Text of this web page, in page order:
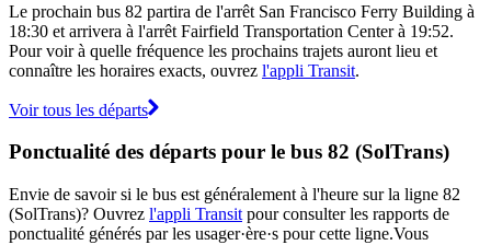
Le prochain bus 82 partira de l'arrêt San Francisco Ferry Building à
18:30 et arrivera à l'arrêt Fairfield Transportation Center à 19:52.
Pour voir à quelle fréquence les prochains trajets auront lieu et
connaître les horaires exacts, ouvrez l'appli Transit.
Voir tous les départs
Ponctualité des départs pour le bus 82 (SolTrans)
Envie de savoir si le bus est généralement à l'heure sur la ligne 82
(SolTrans)? Ouvrez l'appli Transit pour consulter les rapports de
ponctualité générés par les usager·ère·s pour cette ligne.Vous